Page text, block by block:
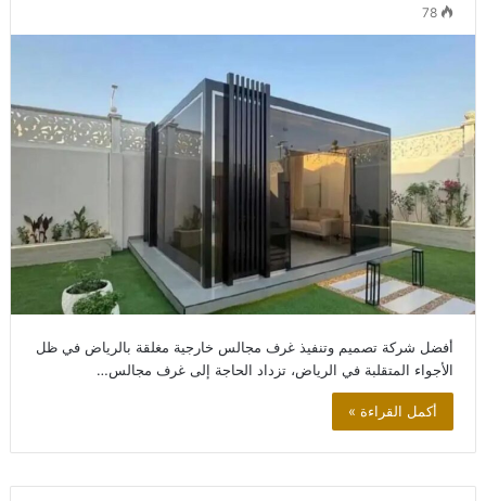
78
أفضل شركة تصميم وتنفيذ غرف مجالس خارجية مغلقة بالرياض في ظل
الأجواء المتقلبة في الرياض، تزداد الحاجة إلى غرف مجالس…
أكمل القراءة »